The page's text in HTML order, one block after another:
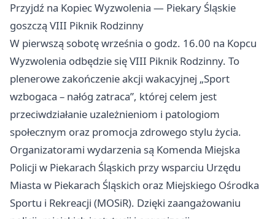
Przyjdź na Kopiec Wyzwolenia — Piekary Śląskie
goszczą VIII Piknik Rodzinny
W pierwszą sobotę września o godz. 16.00 na Kopcu
Wyzwolenia odbędzie się VIII Piknik Rodzinny. To
plenerowe zakończenie akcji wakacyjnej „Sport
wzbogaca – nałóg zatraca”, której celem jest
przeciwdziałanie uzależnieniom i patologiom
społecznym oraz promocja zdrowego stylu życia.
Organizatorami wydarzenia są Komenda Miejska
Policji w Piekarach Śląskich przy wsparciu Urzędu
Miasta w Piekarach Śląskich oraz Miejskiego Ośrodka
Sportu i Rekreacji (MOSiR). Dzięki zaangażowaniu